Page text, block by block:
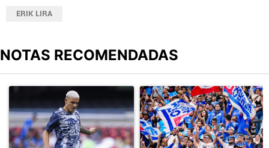
ERIK LIRA
NOTAS RECOMENDADAS
Un artículo de tendencia con el título "Revelan un detalle clave
Un artículo de tendencia con el